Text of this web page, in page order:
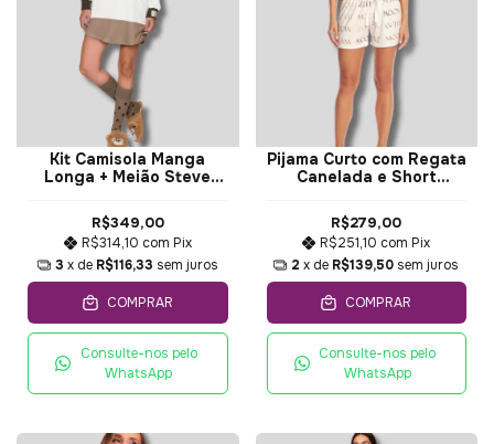
Kit Camisola Manga
Longa + Meião Steve
R$349,00
R$314,10 com Pix
3 x de R$116,33 sem juros
COMPRAR
Consulte-nos pelo
WhatsApp
Pijama Curto com Regata
Canelada e Short
Moon Oficial
R$279,00
R$251,10 com Pix
2 x de R$139,50 sem juros
COMPRAR
Consulte-nos pelo
WhatsApp